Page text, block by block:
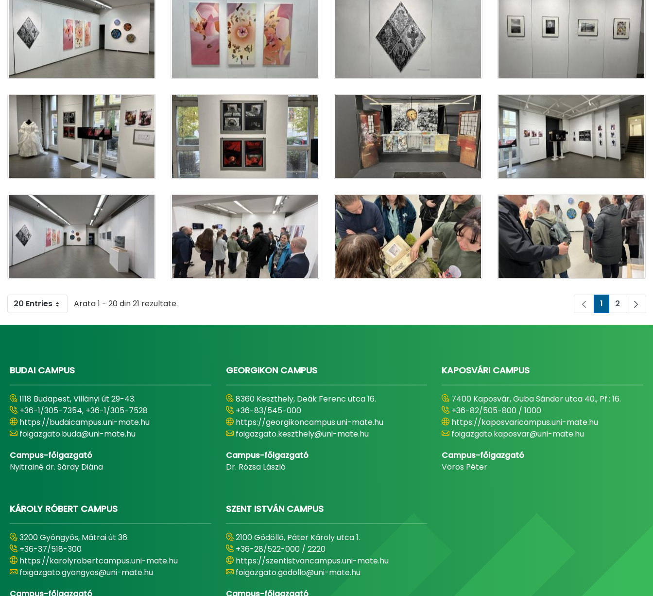
20 Entries Arata 1 - 20 din 21 rezultate. Pagina
1 Pagina
2
BUDAI CAMPUS
1118 Budapest, Villányi út 29-43.
+36-1/305-7354, +36-1/305-7528
https://budaicampus.uni-mate.hu
foigazgato.buda@uni-mate.hu
Campus-főigazgató
Nyitrainé dr. Sárdy Diána
GEORGIKON CAMPUS
8360 Keszthely, Deák Ferenc utca 16.
+36-83/545-000
https://georgikoncampus.uni-mate.hu
foigazgato.keszthely@uni-mate.hu
Campus-főigazgató
Dr. Rózsa László
KAPOSVÁRI CAMPUS
7400 Kaposvár, Guba Sándor utca 40., Pf.: 16.
+36-82/505-800 / 1000
https://kaposvaricampus.uni-mate.hu
foigazgato.kaposvar@uni-mate.hu
Campus-főigazgató
Vörös Péter
KÁROLY RÓBERT CAMPUS
3200 Gyöngyös, Mátrai út 36.
+36-37/518-300
https://karolyrobertcampus.uni-mate.hu
foigazgato.gyongyos@uni-mate.hu
SZENT ISTVÁN CAMPUS
2100 Gödöllő, Páter Károly utca 1.
+36-28/522-000 / 2220
https://szentistvancampus.uni-mate.hu
foigazgato.godollo@uni-mate.hu